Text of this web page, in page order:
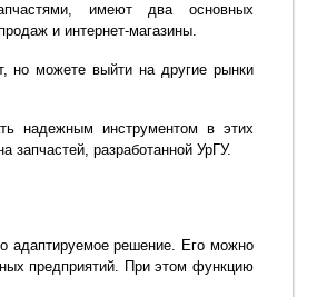
имеют два основных
и интернет-магазины.
но можете выйти на другие рынки
надежным инструментом в этих
запчастей, разработанной УрГУ.
адаптируемое решение. Его можно
предприятий. При этом функцию